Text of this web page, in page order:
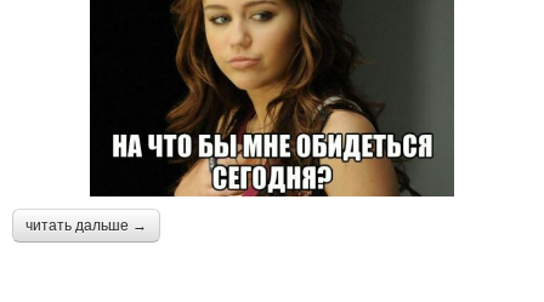
читать дальше →